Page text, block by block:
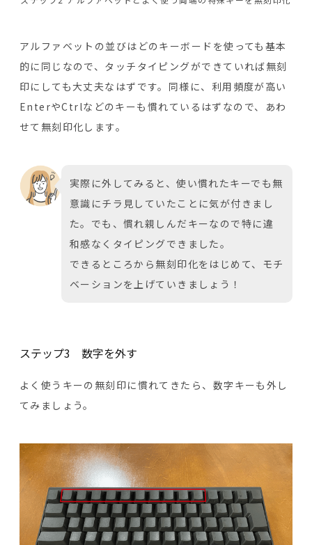
アルファベットの並びはどのキーボードを使っても基本
的に同じなので、タッチタイピングができていれば無刻
印にしても大丈夫なはずです。同様に、利用頻度が高い
EnterやCtrlなどのキーも慣れているはずなので、あわ
せて無刻印化します。
実際に外してみると、使い慣れたキーでも無
意識にチラ見していたことに気が付きまし
た。でも、慣れ親しんだキーなので特に違
和感なくタイピングできました。
できるところから無刻印化をはじめて、モチ
ベーションを上げていきましょう！
ステップ3 数字を外す
よく使うキーの無刻印に慣れてきたら、数字キーも外し
てみましょう。